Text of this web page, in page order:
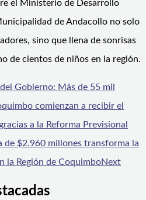
el Ministerio de Desarrollo
de Andacollo no solo
sino que llena de sonrisas
de cientos de niños en la región.
Gobierno: Más de 55 mil
comienzan a recibir el
a la Reforma Previsional
de $2.960 millones transforma la
la Región de CoquimboNext